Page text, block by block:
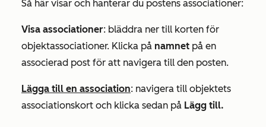
Så här visar och hanterar du postens associationer:
Visa associationer: bläddra ner till korten för
objektassociationer. Klicka på namnet på en
associerad post för att navigera till den posten.
Lägga till en association: navigera till objektets
associationskort och klicka sedan på Lägg till.